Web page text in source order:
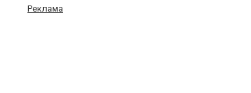
Реклама